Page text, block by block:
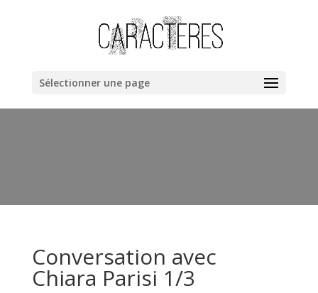
: "continue" targeting switch is equivalent to "break". Did
you mean to use "continue 2"? in
/home/clients/bb40cac019dc8fa67a1da258ee6ce362/web/
Sélectionner une page
Conversation avec
Chiara Parisi 1/3